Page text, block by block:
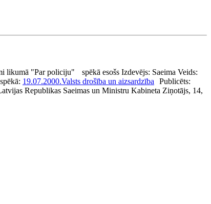
likumā "Par policiju" spēkā esošs Izdevējs: Saeima Veids:
19.07.2000.Valsts drošība un aizsardzība
Publicēts:
Republikas Saeimas un Ministru Kabineta Ziņotājs, 14,